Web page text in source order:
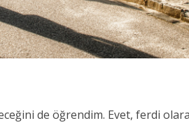
de öğrendim. Evet, ferdi